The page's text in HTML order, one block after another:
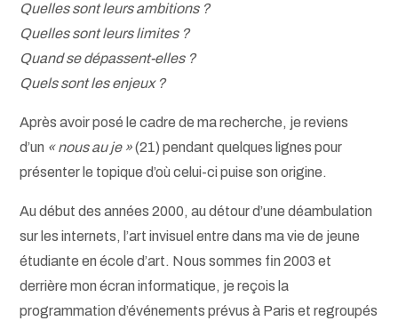
Quelles sont leurs ambitions ?
Quelles sont leurs limites ?
Quand se dépassent-elles ?
Quels sont les enjeux ?
Après avoir posé le cadre de ma recherche, je reviens
d’un « nous au je »(21) pendant quelques lignes pour
présenter le topique d’où celui-ci puise son origine.
Au début des années 2000, au détour d’une déambulation
sur les internets, l’art invisuel entre dans ma vie de jeune
étudiante en école d’art. Nous sommes fin 2003 et
derrière mon écran informatique, je reçois la
programmation d’événements prévus à Paris et regroupés